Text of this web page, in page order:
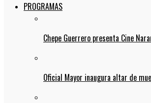
PROGRAMAS
Chepe Guerrero presenta Cine
Oficial Mayor inaugura altar de